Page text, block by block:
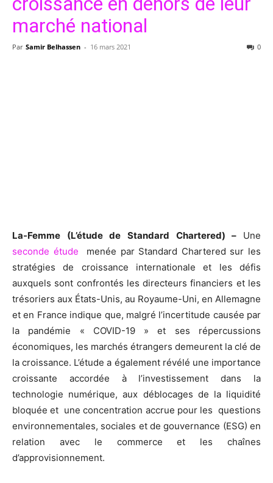
marché national
Par Samir Belhassen - 16 mars 2021 0
La-Femme (L’étude de Standard Chartered) – Une
seconde étude
menée par Standard Chartered sur les
stratégies de croissance internationale et les défis
auxquels sont confrontés les directeurs financiers et les
trésoriers aux États-Unis, au Royaume-Uni, en Allemagne
et en France indique que, malgré l’incertitude causée par
la pandémie « COVID-19 » et ses répercussions
économiques, les marchés étrangers demeurent la clé de
la croissance. L’étude a également révélé une importance
croissante accordée à l’investissement dans la
technologie numérique, aux déblocages de la liquidité
bloquée et une concentration accrue pour les questions
environnementales, sociales et de gouvernance (ESG) en
relation avec le commerce et les chaînes
d’approvisionnement.